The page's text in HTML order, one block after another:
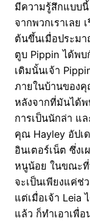
มีความรู้สึกแบบ
จากพวกเราเลย
ต้นขึ้นเมื่อประม
ตูบ Pippin ได้พบ
เดิมนั้นเจ้า
ภายในบ้านของ
หลังจากที่มันได้
การเป็นนักล่า แ
คุณ Hayley อัปเ
อินเตอร์เน็ต ซึ่ง
หนูน้อย ในขณะที่
จะเป็นเพียงแค่ช่
แต่เมื่อเจ้า Leia
แล้ว ก็ทำเอาเพื่